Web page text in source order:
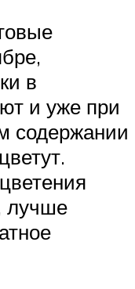
в
и уже при
содержании
лучше